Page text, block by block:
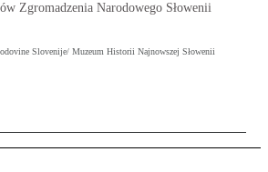
Zgromadzenia Narodowego Słowenii
Slovenije/ Muzeum Historii Najnowszej Słowenii